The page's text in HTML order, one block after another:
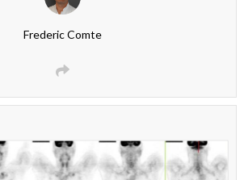
Frederic Comte